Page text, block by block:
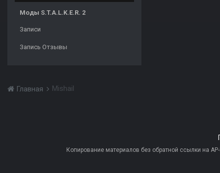
Моды S.T.A.L.K.E.R. 2
Записи
Запись Отзывы
Главная Mishail
Копирование материалов без обратной ссылки на